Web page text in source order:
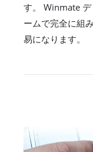
す。 Winmate
ームで完全に組
易になります。